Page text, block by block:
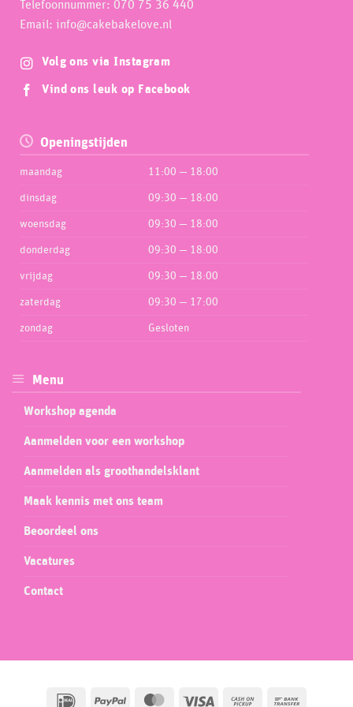
Telefoonnummer: 070 75 36 440
Email: info@cakebakelove.nl
Volg ons via Instagram
Vind ons leuk op Facebook
Openingstijden
maandag 11:00 — 18:00
dinsdag 09:30 — 18:00
woensdag 09:30 — 18:00
donderdag 09:30 — 18:00
vrijdag 09:30 — 18:00
zaterdag 09:30 — 17:00
zondag Gesloten
Menu
Workshop agenda
Aanmelden voor een workshop
Aanmelden als groothandelsklant
Maak kennis met ons team
Beoordeel ons
Vacatures
Contact
IDeal PayPal MasterCardVisa Cash